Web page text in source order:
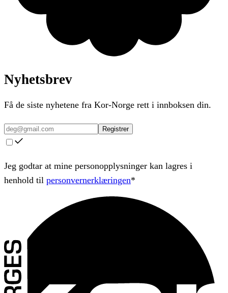
Nyhetsbrev
Få de siste nyhetene fra Kor-Norge rett i innboksen din.
Registrer
Jeg godtar at mine personopplysninger kan lagres i
henhold til personvernerklæringen*